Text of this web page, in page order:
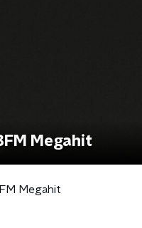
Megahit
Megahit